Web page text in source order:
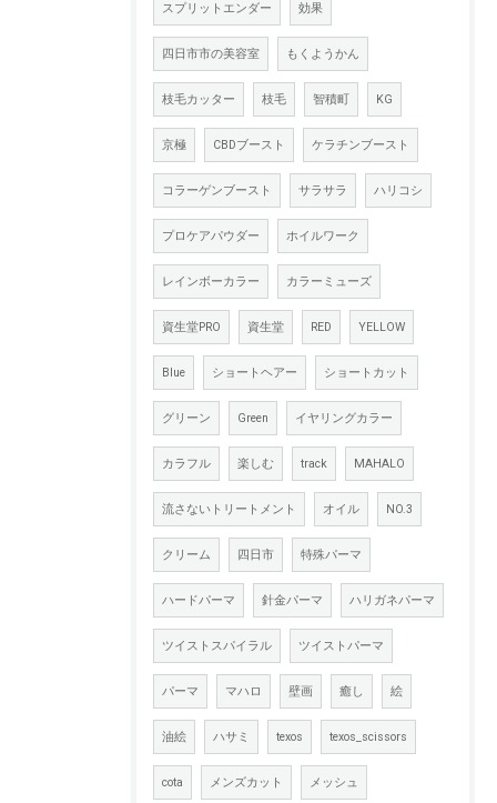
スプリットエンダー 効果
四日市市の美容室 もくようかん
枝毛カッター 枝毛 智積町 KG
京極 CBDブースト ケラチンブースト
コラーゲンブースト サラサラ ハリコシ
プロケアパウダー ホイルワーク
レインボーカラー カラーミューズ
資生堂PRO 資生堂 RED YELLOW
Blue ショートヘアー ショートカット
グリーン Green イヤリングカラー
カラフル 楽しむ track MAHALO
流さないトリートメント オイル NO.3
クリーム 四日市 特殊パーマ
ハードパーマ 針金パーマ ハリガネパーマ
ツイストスパイラル ツイストパーマ
パーマ マハロ 壁画 癒し 絵
油絵 ハサミ texos texos_scissors
cota メンズカット メッシュ